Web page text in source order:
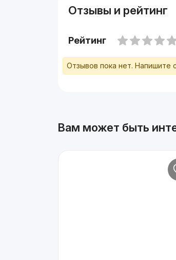
Отзывы и рейтинг
Рейтинг
Отзывов пока нет. Напишите
Вам может быть